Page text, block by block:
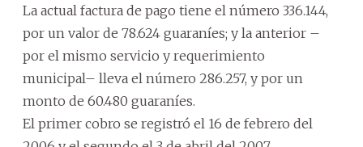
La actual factura de pago tiene el número 336.144,
por un valor de 78.624 guaraníes; y la anterior –
por el mismo servicio y requerimiento
municipal– lleva el número 286.257, y por un
monto de 60.480 guaraníes.
El primer cobro se registró el 16 de febrero del